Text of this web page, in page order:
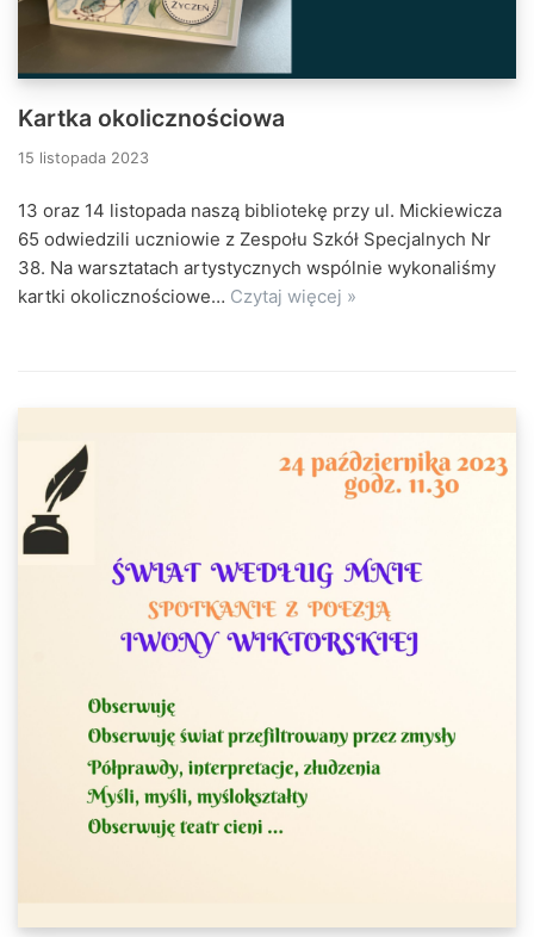
Kartka okolicznościowa
15 listopada 2023
13 oraz 14 listopada naszą bibliotekę przy ul. Mickiewicza
65 odwiedzili uczniowie z Zespołu Szkół Specjalnych Nr
38. Na warsztatach artystycznych wspólnie wykonaliśmy
kartki okolicznościowe… Czytaj więcej »